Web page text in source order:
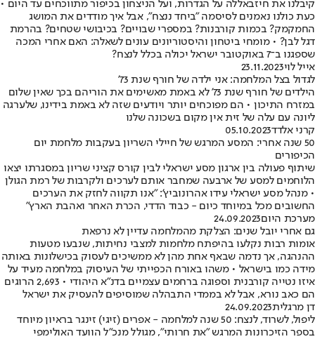
קיבלנו את חיזבאללה על הגדרות, ועל הניצחון בכיפור מתווכחים עד היום •
כעת כולנו נאמנים לסיסמה "ביחד ננצח", אבל איך מודדים את המושג
החמקמק? בכמות קורבנות? במספרי שבויים? בכיבושי שטחים? בהרמת
דגל לבן? • מומחי ביטחון והיסטוריונים עונים לשאלה: האם אחרי המכה
שספגנו ב־7 באוקטובר ישראל יכולה בכלל לנצח?
אייל לוי23.11.2023
לגדול בצל המלחמה: אני ילדה של חורף שנת 73'
הילדים של חורף שנת 73' לא באמת מאשימים את הוריהם בכך שאין שלום
במזרח התיכון • הם מפוכחים יותר ויודעים שזה לא באמת בידינו, שלערגה
ליונה עם עלה של זית אין מקום בשכונה שלנו
קרני אלדד05.10.2023
50 שנה אחרי: המסע המרגש של חיילי השריון בעקבות מלחמת יום
הכיפורים
שיתוף פעולה בין ארגון מסע ישראלי לבין קורס קציני שריון במסגרתו יצאו
הלוחמים למסע של ארבעה שמחבר אותם לערכים ולקרבות של רמת הגולן
• מנהל מסע ישראלי עידו אהרונוביץ': "אנו תקווה לחזק את הערכים
החשובים מכל במיוחד כיום - כבוד הדדי, הכרת האחר ואהבת הארץ"
מערכת היום24.09.2023
גם אחרי יובל שנים: הצלקת מהמלחמה עדיין לא נרפאת
אומות רבות נקלעו בהיפתח מלחמות למצבי נחיתות, שנבעו מטעות
ההנהגה, אך נדמה שבאף אחת מהן לא ממשיכים לעסוק בכישלונות באותה
מידה כמו בישראל • משהו באורח הכפייתי של העיסוק במלחמה מעיד על
איזו נטייה קורבנית וספוגה ברחמים עצמיים בדנ"א היהודי • 2,693 הרוגים
הם כאב נורא, אבל לא בממדי התבהלה שמוסיפים להעסיק את ישראל
דן מרגלית24.09.2023
ליפול, לשרוד, לנצח: 50 שנה למלחמה - אפרים (זיגי) זינגר בראיון מיוחד
בספר הזיכרונות המרגש "את חרותי", מגולל מנכ"ל הוועד האולימפי